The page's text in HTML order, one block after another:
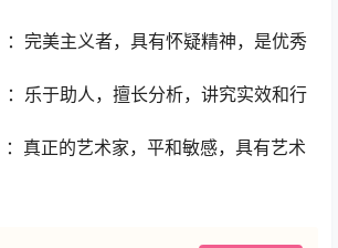
：完美主义者，具有怀疑精神，是优秀
：乐于助人，擅长分析，讲究实效和行
：真正的艺术家，平和敏感，具有艺术